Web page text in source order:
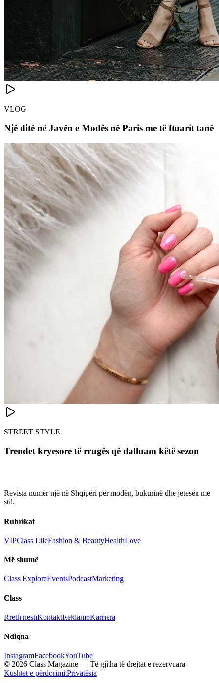
VLOG
Një ditë në Javën e Modës në Paris me të ftuarit tanë
STREET STYLE
Trendet kryesore të rrugës që dalluam këtë sezon
Revista numër një në Shqipëri për modën, bukurinë dhe jetesën me
stil.
Rubrikat
VIPClass LifeFashion & BeautyHealthLove
Më shumë
Class ExploreEventsPodcastMarketing
Class
Rreth neshKontaktReklamoKarriera
Ndiqna
InstagramFacebookYouTube
© 2026 Class Magazine — Të gjitha të drejtat e rezervuara
Kushtet e përdorimitPrivatësia